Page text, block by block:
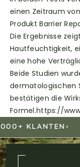
Verbesserung
gestärkte
Verträglichkeit
Beide Studien
bestätigen die
Formel.
einen Zeitraum
Produkt Barrier
Die Ergebnisse
Hautfeuchtigkeit,
eine hohe
Beide Studien
dermatologischen
bestätigen die
Formel.https://
KLANTEN